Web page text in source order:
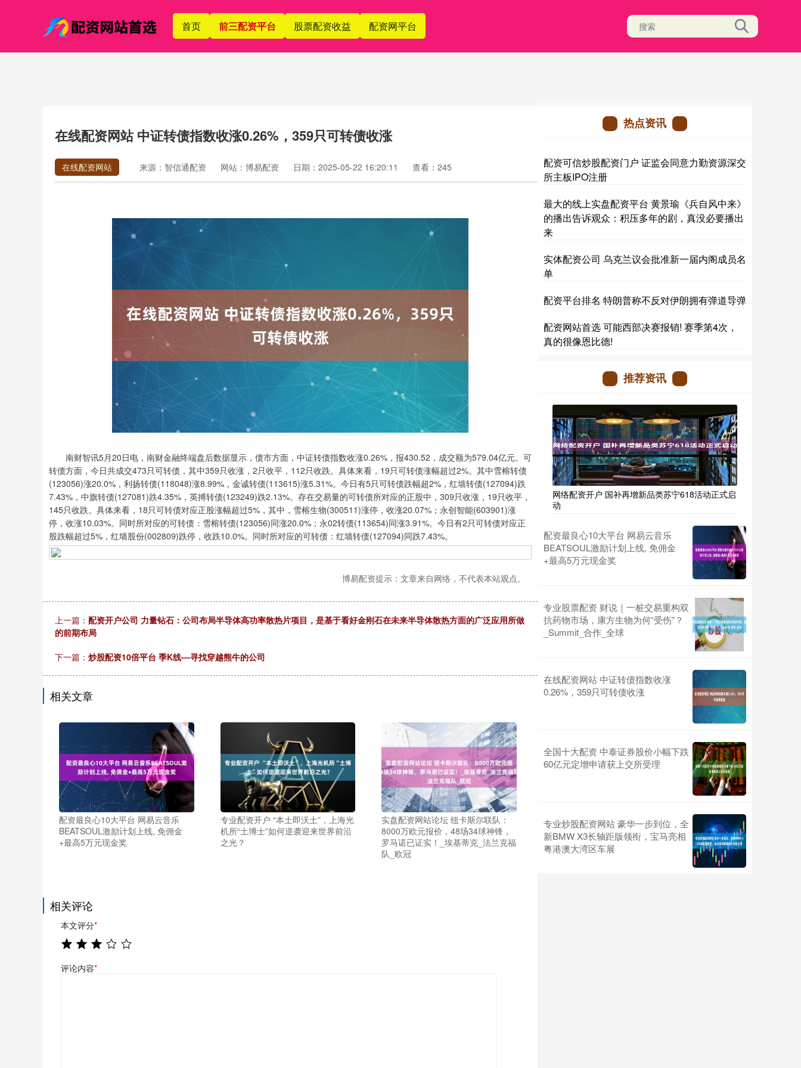
首页 前三配资平台 股票配资收益 配资网平台
在线配资网站 中证转债指数收涨0.26%，359只可转债收涨
在线配资网站 来源：智信通配资 网站：博易配资 日期：2025-05-22 16:20:11 查看：245
南财智讯5月20日电，南财金融终端盘后数据显示，债市方面，中证转债指数收涨0.26%，报430.52，成交额为579.04亿元。可
转债方面，今日共成交473只可转债，其中359只收涨，2只收平，112只收跌。具体来看，19只可转债涨幅超过2%。其中雪榕转债
(123056)涨20.0%，利扬转债(118048)涨8.99%，金诚转债(113615)涨5.31%。今日有5只可转债跌幅超2%，红墙转债(127094)跌
7.43%，中旗转债(127081)跌4.35%，英搏转债(123249)跌2.13%。存在交易量的可转债所对应的正股中，309只收涨，19只收平，
145只收跌。具体来看，18只可转债对应正股涨幅超过5%，其中，雪榕生物(300511)涨停，收涨20.07%；永创智能(603901)涨
停，收涨10.03%。同时所对应的可转债：雪榕转债(123056)同涨20.0%；永02转债(113654)同涨3.91%。今日有2只可转债对应正
股跌幅超过5%，红墙股份(002809)跌停，收跌10.0%。同时所对应的可转债：红墙转债(127094)同跌7.43%。
博易配资提示：文章来自网络，不代表本站观点。
上一篇： 配资开户公司 力量钻石：公司布局半导体高功率散热片项目，是基于看好金刚石在未来半导体散热方面的广泛应用所做
的前期布局
下一篇： 炒股配资10倍平台 季K线---寻找穿越熊牛的公司
相关文章
配资最良心10大平台 网易云音乐
BEATSOUL激励计划上线, 免佣金
+最高5万元现金奖
专业配资开户 “本土即沃土”，上海光
机所“土博士”如何逆袭迎来世界前沿
之光？
实盘配资网站论坛 纽卡斯尔联队：
8000万欧元报价，48场34球神锋，
罗马诺已证实！_埃基蒂克_法兰克福
队_欧冠
相关评论
本文评分*
评论内容*
热点资讯
配资可信炒股配资门户 证监会同意力勤资源深交
所主板IPO注册
最大的线上实盘配资平台 黄景瑜《兵自风中来》
的播出告诉观众：积压多年的剧，真没必要播出
来
实体配资公司 乌克兰议会批准新一届内阁成员名
单
配资平台排名 特朗普称不反对伊朗拥有弹道导弹
配资网站首选 可能西部决赛报销! 赛季第4次，
真的很像恩比德!
推荐资讯
网络配资开户 国补再增新品类苏宁618活动正式启
动
配资最良心10大平台 网易云音乐
BEATSOUL激励计划上线, 免佣金
+最高5万元现金奖
专业股票配资 财说｜一桩交易重构双
抗药物市场，康方生物为何“受伤”？
_Summit_合作_全球
在线配资网站 中证转债指数收涨
0.26%，359只可转债收涨
全国十大配资 中泰证券股价小幅下跌
60亿元定增申请获上交所受理
专业炒股配资网站 豪华一步到位，全
新BMW X3长轴距版领衔，宝马亮相
粤港澳大湾区车展